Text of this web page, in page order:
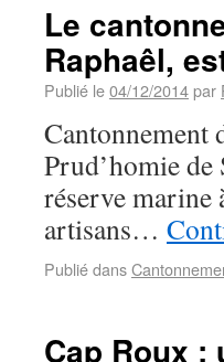
Le
Raphaêl,
Publié le04/12/2014par
Cantonnement
Prud’homie de
réserve marine
artisans…
Publié dans
Cap Roux :